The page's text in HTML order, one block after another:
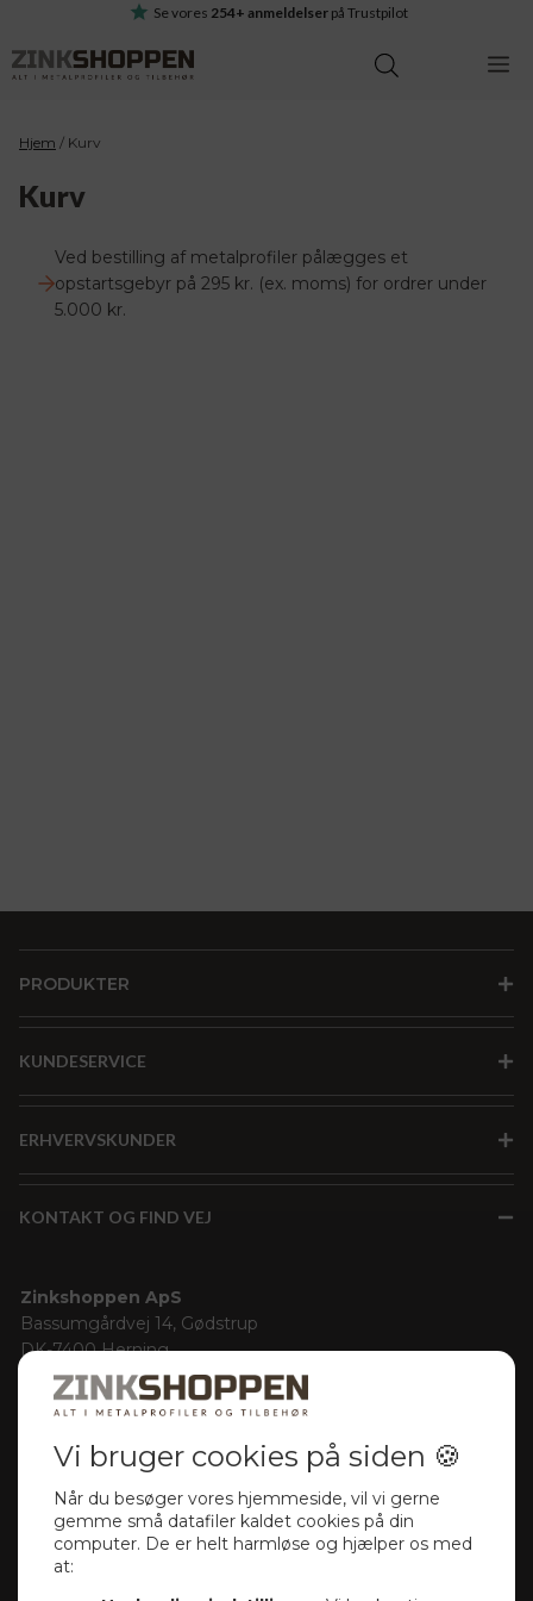
indhold
Se vores 254+ anmeldelser på Trustpilot
Hjem / Kurv
Kurv
Ved bestilling af metalprofiler pålægges et
opstartsgebyr på 295 kr. (ex. moms) for ordrer under
5.000 kr.
PRODUKTER
KUNDESERVICE
ERHVERVSKUNDER
KONTAKT OG FIND VEJ
Zinkshoppen ApS
Bassumgårdvej 14, Gødstrup
DK-7400 Herning
Denmark
Cvr-nr.: 32155901
Rutebeskrivelse med Google Maps
Kontakt information
Telefon
+45 71 999 545